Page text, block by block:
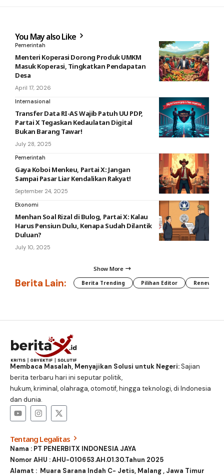
You May also Like
Pemerintah
Menteri Koperasi Dorong Produk UMKM
Masuk Koperasi, Tingkatkan Pendapatan
Desa
April 17, 2026
Internasional
Transfer Data RI-AS Wajib Patuh UU PDP,
Partai X Tegaskan Kedaulatan Digital
Bukan Barang Tawar!
July 28, 2025
Pemerintah
Gaya Koboi Menkeu, Partai X: Jangan
Sampai Pasar Liar Kendalikan Rakyat!
September 24, 2025
Ekonomi
Menhan Soal Rizal di Bulog, Partai X: Kalau
Harus Pensiun Dulu, Kenapa Sudah Dilantik
Duluan?
July 10, 2025
Show More
Berita Lain: Berita Trending Pilihan Editor
Membaca Masalah, Menyajikan Solusi untuk Negeri:Sajian
berita terbaru hari ini seputar politik,
hukum, kriminal, olahraga, otomotif, hingga teknologi, di Indonesia
dan dunia.
Tentang Legalitas
Nama : PT PENERBITX INDONESIA JAYA
Nomor AHU : AHU-010653.AH.01.30.Tahun 2025
Alamat : Muara Sarana Indah C- Jetis, Malang , Jawa Timur